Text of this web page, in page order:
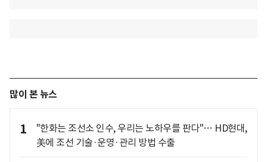
많이 본 뉴스
1
"한화는 조선소 인수, 우리는 노하우를 판다"… HD현대,
美에 조선 기술·운영·관리 방법 수출